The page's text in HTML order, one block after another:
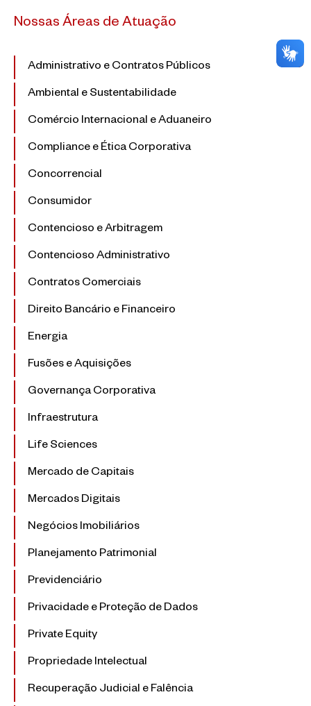
Nossas Áreas de Atuação
Administrativo e Contratos Públicos
Ambiental e Sustentabilidade
Comércio Internacional e Aduaneiro
Compliance e Ética Corporativa
Concorrencial
Consumidor
Contencioso e Arbitragem
Contencioso Administrativo
Contratos Comerciais
Direito Bancário e Financeiro
Energia
Fusões e Aquisições
Governança Corporativa
Infraestrutura
Life Sciences
Mercado de Capitais
Mercados Digitais
Negócios Imobiliários
Planejamento Patrimonial
Previdenciário
Privacidade e Proteção de Dados
Private Equity
Propriedade Intelectual
Recuperação Judicial e Falência